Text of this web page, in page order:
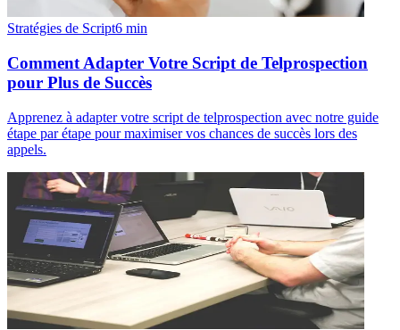
Stratégies de Script6 min
Comment Adapter Votre Script de Telprospection
pour Plus de Succès
Apprenez à adapter votre script de telprospection avec notre guide
étape par étape pour maximiser vos chances de succès lors des
appels.